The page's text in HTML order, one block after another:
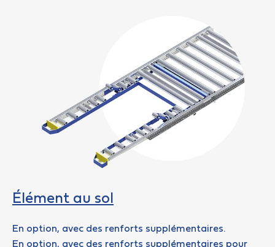
Élément au sol
En option, avec des renforts supplémentaires.
En option, avec des renforts supplémentaires pour